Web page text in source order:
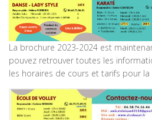
La brochure 2023-2024 est
pouvez retrouver toutes les
les horaires de cours et tarifs pour